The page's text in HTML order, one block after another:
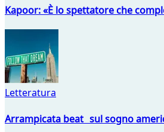
Kapoor: «È lo spettatore che
Letteratura
Arrampicata beat sul sogno